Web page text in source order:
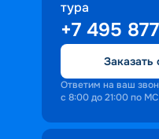
персонала
Ступая на борт
попадают в
где властвует тяга
открытиям.
тура
+7 495
Заказать
Ответим на ваш
с 8:00 до 21:00 по